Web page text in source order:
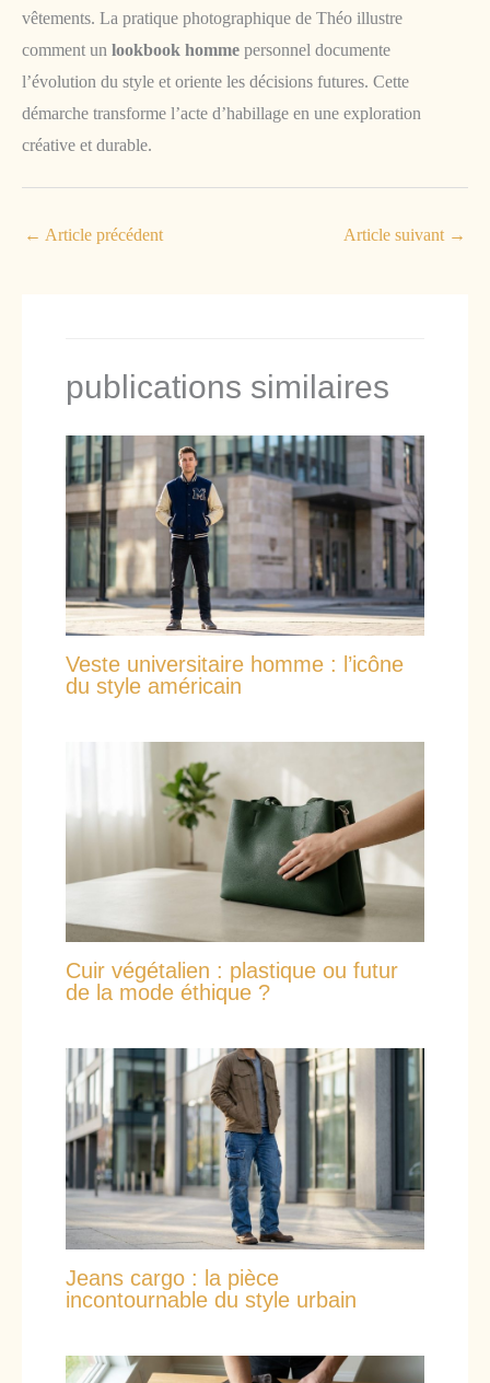
vêtements. La pratique photographique de Théo illustre
comment un lookbook homme personnel documente
l’évolution du style et oriente les décisions futures. Cette
démarche transforme l’acte d’habillage en une exploration
créative et durable.
← Article précédent Article suivant →
publications similaires
Veste universitaire homme : l’icône
du style américain
Cuir végétalien : plastique ou futur
de la mode éthique ?
Jeans cargo : la pièce
incontournable du style urbain